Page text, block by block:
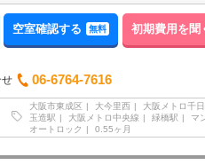
空室確認する 無料 初期費用を聞
06-6764-7616
大阪市東成区 大今里西 大阪メトロ千
玉造駅
大阪メトロ中央線 緑橋駅 マ
オートロック
0.55ヶ月